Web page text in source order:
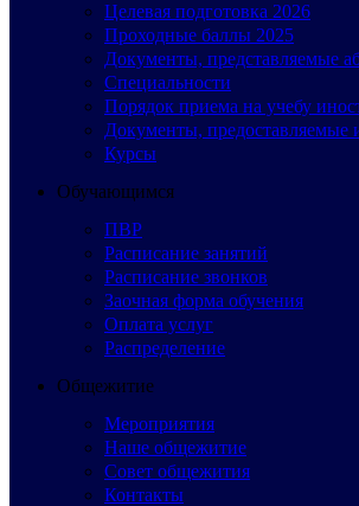
Целевая подготовка 2026
Проходные баллы 2025
Документы, представляемые
Специальности
Порядок приема на учебу
Документы,
Курсы
Обучающимся
ПВР
Расписание занятий
Расписание звонков
Заочная форма обучения
Оплата услуг
Распределение
Общежитие
Мероприятия
Наше общежитие
Совет общежития
Контакты